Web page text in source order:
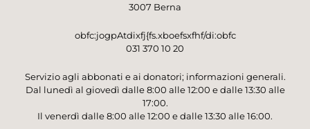
3007 Berna
obfc:jogpAtdixfj{fs.xboefsxfhf/di:obfc
031 370 10 20
Servizio agli abbonati e ai donatori; informazioni generali.
Dal lunedì al giovedì dalle 8:00 alle 12:00 e dalle 13:30 alle
17:00.
Il venerdì dalle 8:00 alle 12:00 e dalle 13:30 alle 16:00.